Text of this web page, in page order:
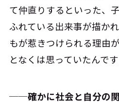
て仲直りするといった、
ふれている出来事が描か
もが惹きつけられる理由
となくは思っていたんです
──確かに社会と自分の